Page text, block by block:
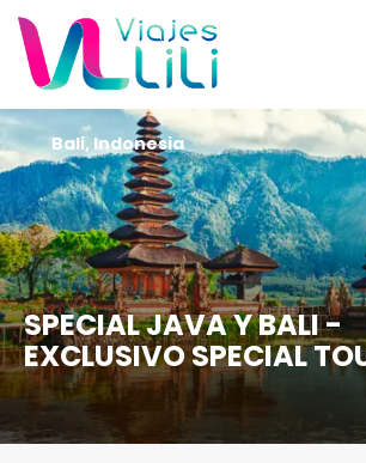
SPECIAL JAVA Y BALI -
EXCLUSIVO SPECIAL
Bali, Indonesia